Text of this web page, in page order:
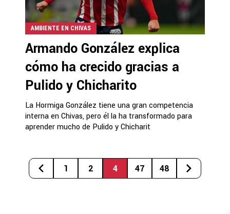
AMBIENTE EN CHIVAS
Armando González explica
cómo ha crecido gracias a
Pulido y Chicharito
La Hormiga González tiene una gran competencia
interna en Chivas, pero él la ha transformado para
aprender mucho de Pulido y Chicharit
1 2 4 47 48